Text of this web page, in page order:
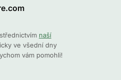
naší
ve všední dny
vám pomohli!